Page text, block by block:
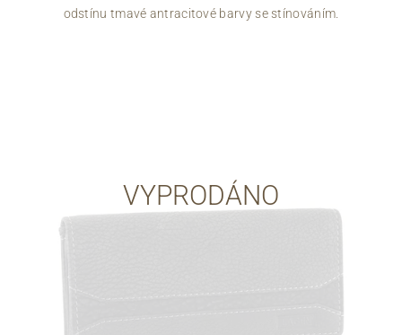
odstínu tmavé antracitové barvy se stínováním.
VYPRODÁNO